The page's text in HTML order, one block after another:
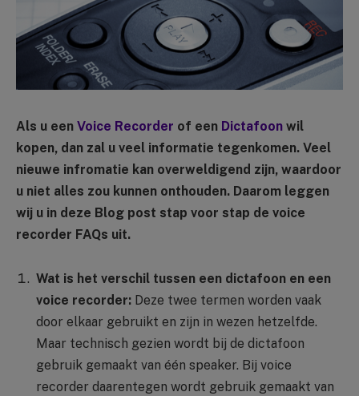
Als u een Voice Recorder of een Dictafoon wil
kopen, dan zal u veel informatie tegenkomen. Veel
nieuwe infromatie kan overweldigend zijn, waardoor
u niet alles zou kunnen onthouden. Daarom leggen
wij u in deze Blog post stap voor stap de voice
recorder FAQs uit.
Wat is het verschil tussen een dictafoon en een
voice recorder: Deze twee termen worden vaak
door elkaar gebruikt en zijn in wezen hetzelfde.
Maar technisch gezien wordt bij de dictafoon
gebruik gemaakt van één speaker. Bij voice
recorder daarentegen wordt gebruik gemaakt van